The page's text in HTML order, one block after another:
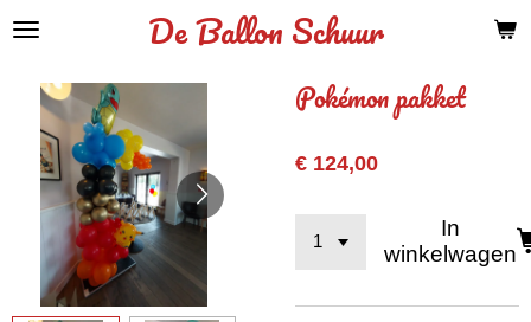
Ga
hoofdinhoud
De Ballon Schuur
Pokémon pakket
€ 124,00
In
winkelwagen